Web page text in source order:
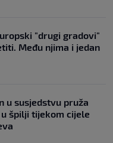
"drugi gradovi"
Među njima i jedan
u susjedstvu pruža
špilji tijekom cijele